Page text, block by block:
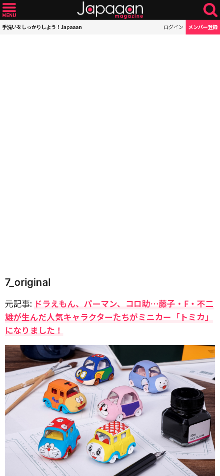
手洗いをしっかりしよう！Japaaan ログイン メンバー登録
7_original
元記事: ドラえもん、パーマン、コロ助…藤子・F・不二
雄が生んだ人気キャラクターたちがミニカー「トミカ」
になりました！